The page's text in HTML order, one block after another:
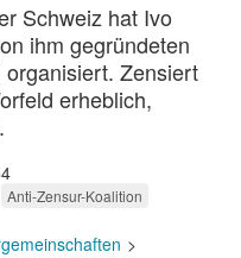
Schweiz hat Ivo
ihm gegründeten
organisiert. Zensiert
erheblich,
Anti-Zensur-Koalition